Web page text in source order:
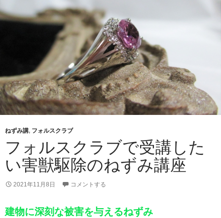
ねずみ講, フォルスクラブ
フォルスクラブで受講した
い害獣駆除のねずみ講座
2021年11月8日 コメントする
建物に深刻な被害を与えるねずみ